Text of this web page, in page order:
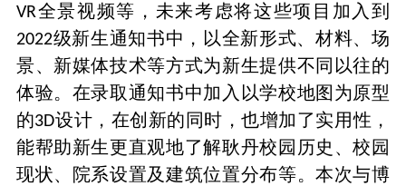
VR全景视频等，未来考虑将这些项目加入到
2022级新生通知书中，以全新形式、材料、场
景、新媒体技术等方式为新生提供不同以往的
体验。在录取通知书中加入以学校地图为原型
的3D设计，在创新的同时，也增加了实用性，
能帮助新生更直观地了解耿丹校园历史、校园
现状、院系设置及建筑位置分布等。本次与博